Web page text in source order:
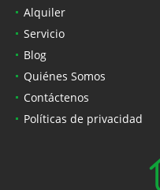
Alquiler
Servicio
Blog
Quiénes Somos
Contáctenos
Políticas de privacidad